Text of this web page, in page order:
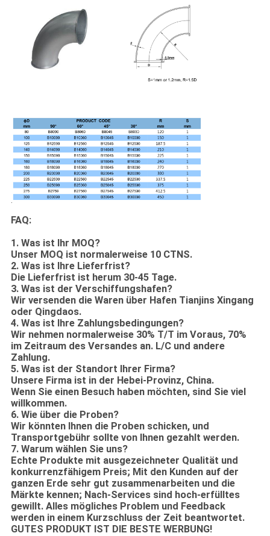
FAQ:
1. Was ist Ihr MOQ?
Unser MOQ ist normalerweise 10 CTNS.
2. Was ist Ihre Lieferfrist?
Die Lieferfrist ist herum 30-45 Tage.
3. Was ist der Verschiffungshafen?
Wir versenden die Waren über Hafen Tianjins Xingang
oder Qingdaos.
4. Was ist Ihre Zahlungsbedingungen?
Wir nehmen normalerweise 30% T/T im Voraus, 70%
im Zeitraum des Versandes an. L/C und andere
Zahlung.
5. Was ist der Standort Ihrer Firma?
Unsere Firma ist in der Hebei-Provinz, China.
Wenn Sie einen Besuch haben möchten, sind Sie viel
willkommen.
6. Wie über die Proben?
Wir könnten Ihnen die Proben schicken, und
Transportgebühr sollte von Ihnen gezahlt werden.
7. Warum wählen Sie uns?
Echte Produkte mit ausgezeichneter Qualität und
konkurrenzfähigem Preis; Mit den Kunden auf der
ganzen Erde sehr gut zusammenarbeiten und die
Märkte kennen; Nach-Services sind hoch-erfülltes
gewillt. Alles mögliches Problem und Feedback
werden in einem Kurzschluss der Zeit beantwortet.
GUTES PRODUKT IST DIE BESTE WERBUNG!